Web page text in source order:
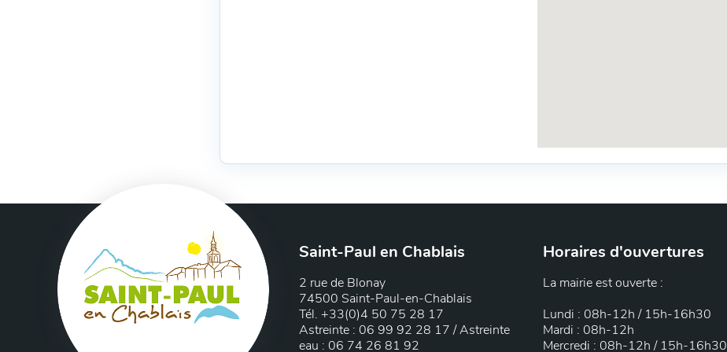
Saint-Paul en Chablais
2 rue de Blonay
74500 Saint-Paul-en-Chablais
Tél. +33(0)4 50 75 28 17
Astreinte : 06 99 92 28 17 / Astreinte
eau : 06 74 26 81 92
Horaires d'ouvertures
La mairie est ouverte :
Lundi : 08h-12h / 15h-16h30
Mardi : 08h-12h
Mercredi : 08h-12h / 15h-16h30